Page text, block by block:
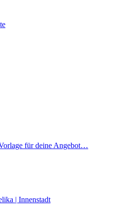
für deine Angebot…
| Innenstadt